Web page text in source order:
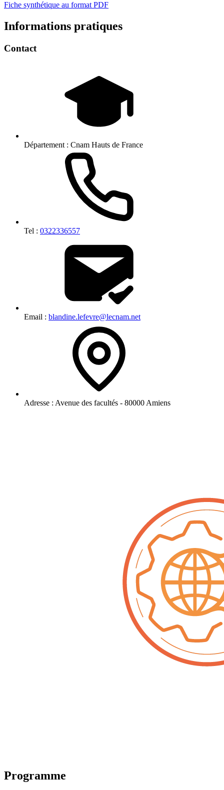
Fiche synthétique au format PDF
Informations pratiques
Contact
Département : Cnam Hauts de France
Tel : 0322336557
Email : blandine.lefevre@lecnam.net
Adresse : Avenue des facultés - 80000 Amiens
Programme